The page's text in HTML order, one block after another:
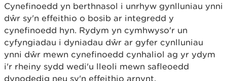
Cynefinoedd yn berthnasol i unrhyw gynlluniau ynni
dŵr sy'n effeithio o bosib ar integredd y
cynefinoedd hyn. Rydym yn cymhwyso'r un
cyfyngiadau i dyniadau dŵr ar gyfer cynlluniau
ynni dŵr mewn cynefinoedd cynhaliol ag yr ydym
i'r rheiny sydd wedi'u lleoli mewn safleoedd
dynodedig neu sy'n effeithio arnynt.